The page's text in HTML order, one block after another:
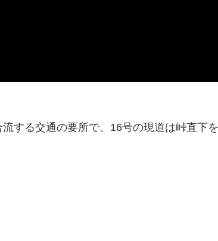
する交通の要所で、16号の現道は峠直下を